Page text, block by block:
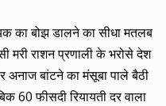
का बोझ डालने का सीधा मतलब
मरी राशन प्रणाली के भरोसे देश
अनाज बांटने का मंसूबा पाले बैठी
60 फीसदी रियायती दर वाला